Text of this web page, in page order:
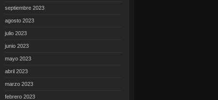
septiembre 2023
agosto 2023
julio 2023
junio 2023
mayo 2023
abril 2023
marzo 2023
febrero 2023